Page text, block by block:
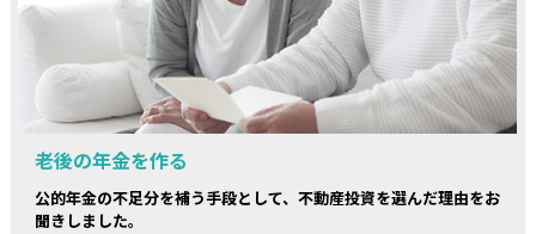
老後の年金を作る
公的年金の不足分を補う手段として、不動産投資を選んだ理由をお
聞きしました。